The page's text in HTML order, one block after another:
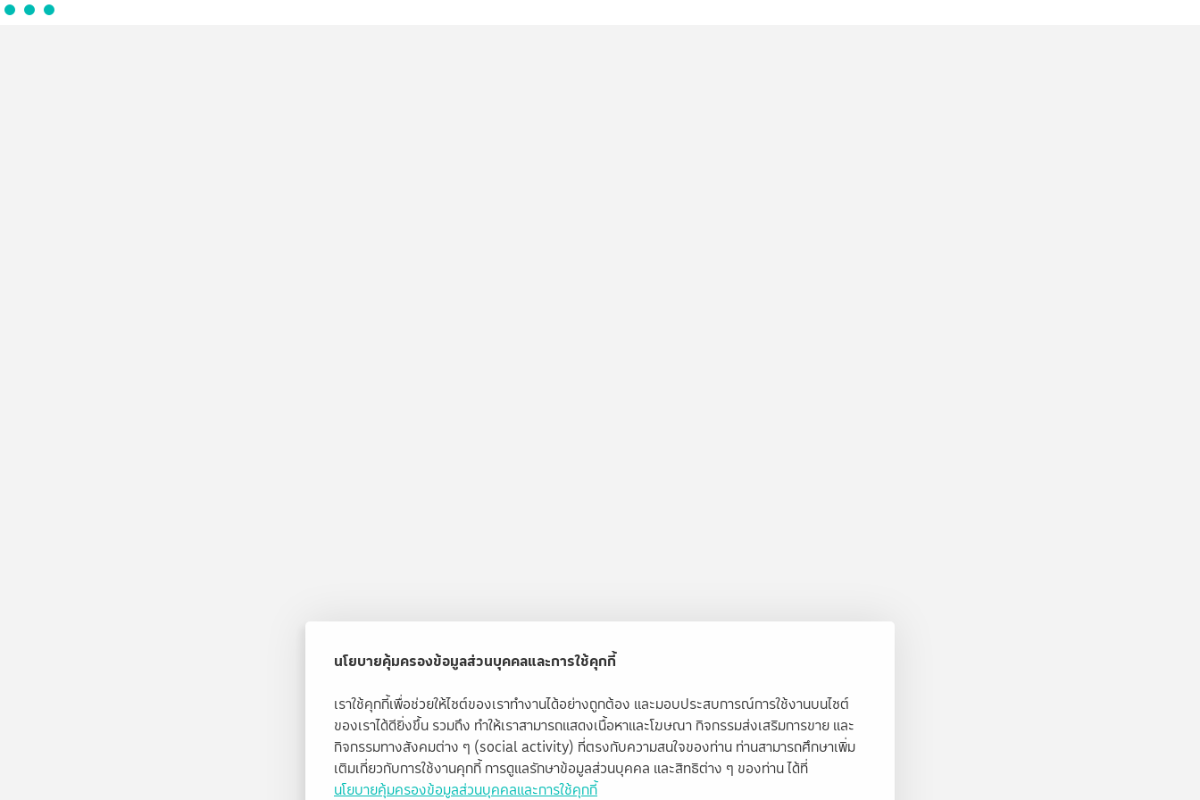
นโยบายคุ้มครองข้อมูลส่วนบุคคลและการใช้คุกกี้
เราใช้คุกกี้เพื่อช่วยให้ไซต์ของเราทำงานได้อย่างถูกต้อง และมอบประสบการณ์การใช้งานบนไซต์
ของเราได้ดียิ่งขึ้น รวมถึง ทำให้เราสามารถแสดงเนื้อหาและโฆษณา กิจกรรมส่งเสริมการขาย และ
กิจกรรมทางสังคมต่าง ๆ (social activity) ที่ตรงกับความสนใจของท่าน ท่านสามารถศึกษาเพิ่ม
เติมเกี่ยวกับการใช้งานคุกกี้ การดูแลรักษาข้อมูลส่วนบุคคล และสิทธิต่าง ๆ ของท่าน ได้ที่
นโยบายคุ้มครองข้อมูลส่วนบุคคลและการใช้คุกกี้